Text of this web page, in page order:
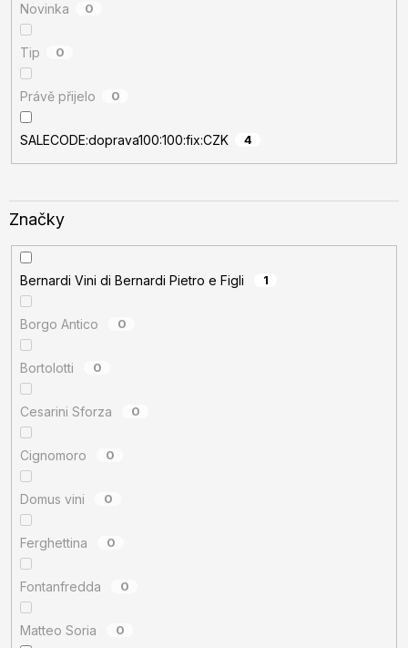
Novinka 0
Tip 0
Právě přijelo 0
SALECODE:doprava100:100:fix:CZK 4
Značky
Bernardi Vini di Bernardi Pietro e Figli 1
Borgo Antico 0
Bortolotti 0
Cesarini Sforza 0
Cignomoro 0
Domus vini 0
Ferghettina 0
Fontanfredda 0
Matteo Soria 0